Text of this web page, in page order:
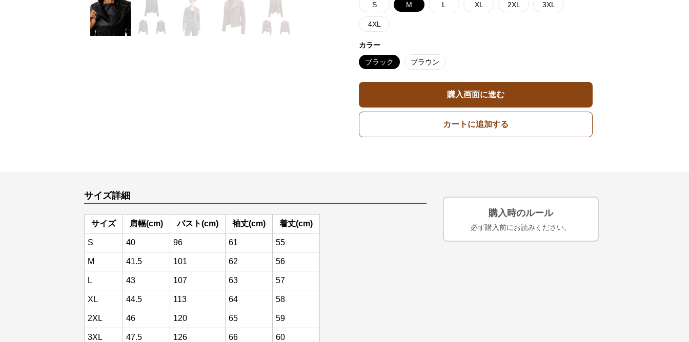
S M L XL 2XL 3XL
4XL
カラー
ブラック ブラウン
購入画面に進む
カートに追加する
サイズ詳細
サイズ 肩幅(cm) バスト(cm) 袖丈(cm) 着丈(cm)
S 40 96 61 55
M 41.5 101 62 56
L 43 107 63 57
XL 44.5 113 64 58
2XL 46 120 65 59
3XL 47.5 126 66 60
購入時のルール
必ず購入前にお読みください。